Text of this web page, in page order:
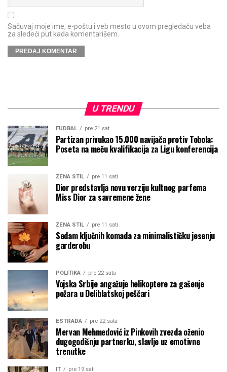
Sačuvaj moje ime, e-poštu i veb mesto u ovom pregledaču veba
za sledeći put kada komentarišem.
U TRENDU
FUDBAL pre 21 sat
Partizan privukao 15.000 navijača protiv Tobola:
Poseta na meču kvalifikacija za Ligu konferencija
ŽENA STIL pre 11 sati
Dior predstavlja novu verziju kultnog parfema
Miss Dior za savremene žene
ŽENA STIL pre 11 sati
Sedam ključnih komada za minimalističku jesenju
garderobu
POLITIKA pre 22 sata
Vojska Srbije angažuje helikoptere za gašenje
požara u Deliblatskoj peščari
ESTRADA pre 22 sata
Mervan Mehmedović iz Pinkovih zvezda oženio
dugogodišnju partnerku, slavlje uz emotivne
trenutke
IT pre 19 sati